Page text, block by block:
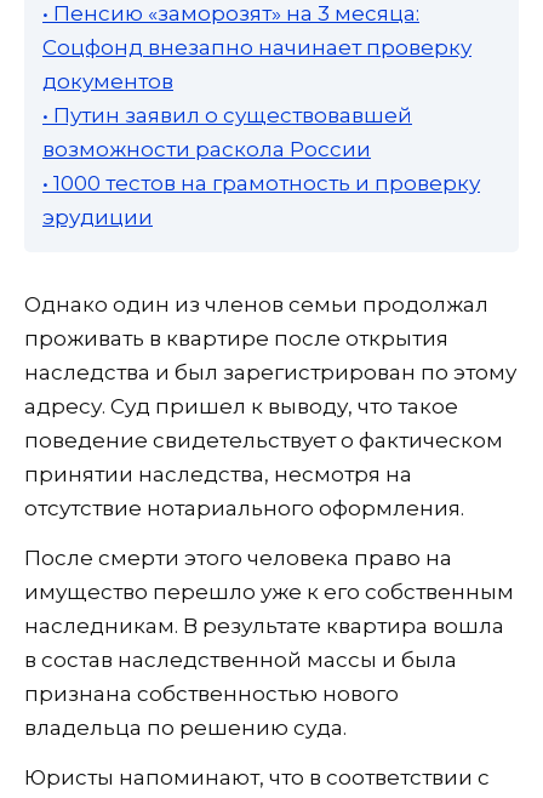
• Пенсию «заморозят» на 3 месяца:
Соцфонд внезапно начинает проверку
документов
• Путин заявил о существовавшей
возможности раскола России
• 1000 тестов на грамотность и проверку
эрудиции
Однако один из членов семьи продолжал
проживать в квартире после открытия
наследства и был зарегистрирован по этому
адресу. Суд пришел к выводу, что такое
поведение свидетельствует о фактическом
принятии наследства, несмотря на
отсутствие нотариального оформления.
После смерти этого человека право на
имущество перешло уже к его собственным
наследникам. В результате квартира вошла
в состав наследственной массы и была
признана собственностью нового
владельца по решению суда.
Юристы напоминают, что в соответствии с